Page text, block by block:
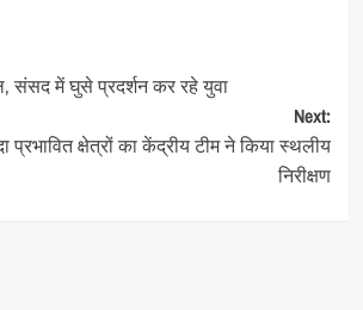
संसद में घुसे प्रदर्शन कर रहे युवा
Next:
प्रभावित क्षेत्रों का केंद्रीय टीम ने किया स्थलीय
निरीक्षण